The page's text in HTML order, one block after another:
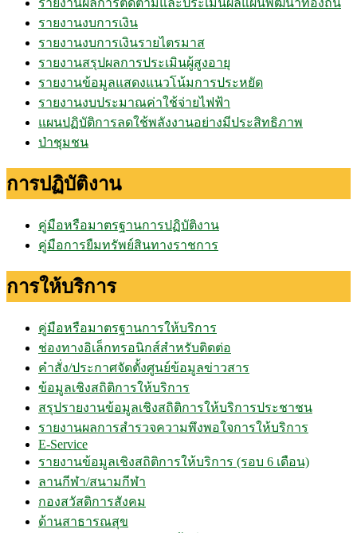
รายงานผลการติดตามและประเมินผลแผนพัฒนาท้องถิ่น
รายงานงบการเงิน
รายงานงบการเงินรายไตรมาส
รายงานสรุปผลการประเมินผู้สูงอายุ
รายงานข้อมูลแสดงแนวโน้มการประหยัด
รายงานงบประมาณค่าใช้จ่ายไฟฟ้า
แผนปฏิบัติการลดใช้พลังงานอย่างมีประสิทธิภาพ
ป่าชุมชน
การปฏิบัติงาน
คู่มือหรือมาตรฐานการปฏิบัติงาน
คู่มือการยืมทรัพย์สินทางราชการ
การให้บริการ
คู่มือหรือมาตรฐานการให้บริการ
ช่องทางอิเล็กทรอนิกส์สำหรับติดต่อ
คำสั่ง/ประกาศจัดตั้งศูนย์ข้อมูลข่าวสาร
ข้อมูลเชิงสถิติการให้บริการ
สรุปรายงานข้อมูลเชิงสถิติการให้บริการประชาชน
รายงานผลการสำรวจความพึงพอใจการให้บริการ
E-Service
รายงานข้อมูลเชิงสถิติการให้บริการ (รอบ 6 เดือน)
ลานกีฬา/สนามกีฬา
กองสวัสดิการสังคม
ด้านสาธารณสุข